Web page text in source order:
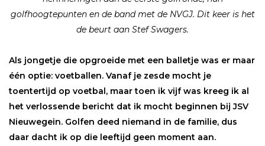
golfhoogtepunten en de band met de NVGJ. Dit keer is het
de beurt aan Stef Swagers.
Als jongetje die opgroeide met een balletje was er maar
één optie: voetballen. Vanaf je zesde mocht je
toentertijd op voetbal, maar toen ik vijf was kreeg ik al
het verlossende bericht dat ik mocht beginnen bij JSV
Nieuwegein. Golfen deed niemand in de familie, dus
daar dacht ik op die leeftijd geen moment aan.